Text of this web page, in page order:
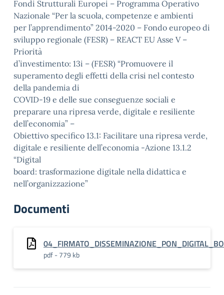
Fondi Strutturali Europei – Programma Operativo
Nazionale “Per la scuola, competenze e ambienti
per l’apprendimento” 2014-2020 – Fondo europeo di
sviluppo regionale (FESR) – REACT EU Asse V –
Priorità
d’investimento: 13i – (FESR) “Promuovere il
superamento degli effetti della crisi nel contesto
della pandemia di
COVID-19 e delle sue conseguenze sociali e
preparare una ripresa verde, digitale e resiliente
dell’economia” –
Obiettivo specifico 13.1: Facilitare una ripresa verde,
digitale e resiliente dell’economia -Azione 13.1.2
“Digital
board: trasformazione digitale nella didattica e
nell’organizzazione”
Documenti
pdf - 779 kb